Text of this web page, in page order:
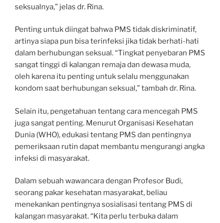
seksualnya,” jelas dr. Rina.
Penting untuk diingat bahwa PMS tidak diskriminatif,
artinya siapa pun bisa terinfeksi jika tidak berhati-hati
dalam berhubungan seksual. “Tingkat penyebaran PMS
sangat tinggi di kalangan remaja dan dewasa muda,
oleh karena itu penting untuk selalu menggunakan
kondom saat berhubungan seksual,” tambah dr. Rina.
Selain itu, pengetahuan tentang cara mencegah PMS
juga sangat penting. Menurut Organisasi Kesehatan
Dunia (WHO), edukasi tentang PMS dan pentingnya
pemeriksaan rutin dapat membantu mengurangi angka
infeksi di masyarakat.
Dalam sebuah wawancara dengan Profesor Budi,
seorang pakar kesehatan masyarakat, beliau
menekankan pentingnya sosialisasi tentang PMS di
kalangan masyarakat. “Kita perlu terbuka dalam